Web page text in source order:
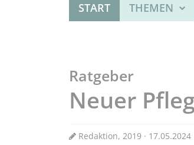
START THEMEN
Ratgeber
Neuer
Redaktion, 2019 · 17.05.2024